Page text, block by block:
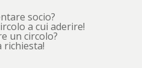
socio?
a cui aderire!
un circolo?
richiesta!